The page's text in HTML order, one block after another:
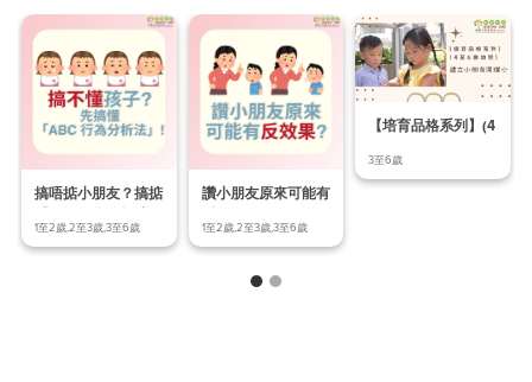
搞唔掂小朋友？搞掂
「ABC行為分析法」
先
1至2歲,2至3歲,3至6歲
讚小朋友原來可能有
反效果？
1至2歲,2至3歲,3至6歲
【培育品格系列】(4
3至6歲